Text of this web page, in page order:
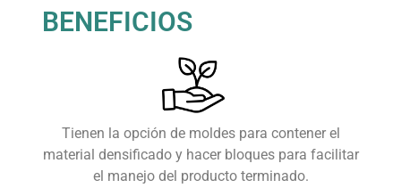
BENEFICIOS
Tienen la opción de moldes para contener el
material densificado y hacer bloques para facilitar
el manejo del producto terminado.